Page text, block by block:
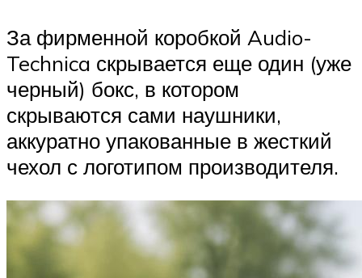
За фирменной коробкой Audio-
Technica скрывается еще один (уже
черный) бокс, в котором
скрываются сами наушники,
аккуратно упакованные в жесткий
чехол с логотипом производителя.